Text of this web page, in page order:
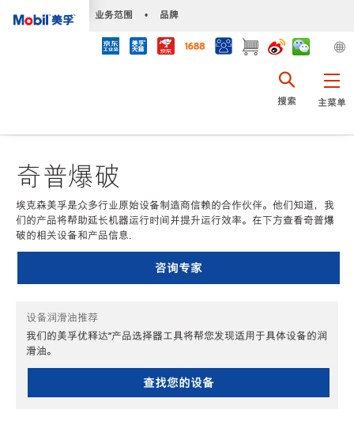
业务范围 • 品牌
主菜单
搜索
奇普爆破
埃克森美孚是众多行业原始设备制造商信赖的合作伙伴。他们知道，我
们的产品将帮助延长机器运行时间并提升运行效率。在下方查看奇普爆
破的相关设备和产品信息.
咨询专家
设备润滑油推荐
我们的美孚优释达℠产品选择器工具将帮您发现适用于具体设备的润
滑油。
查找您的设备